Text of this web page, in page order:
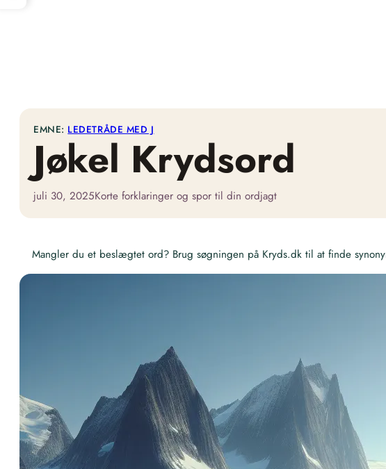
EMNE: LEDETRÅDE MED J
Jøkel Krydsord
juli 30, 2025Korte forklaringer og spor til din ordjagt
Mangler du et beslægtet ord? Brug søgningen på Kryds.dk til at finde